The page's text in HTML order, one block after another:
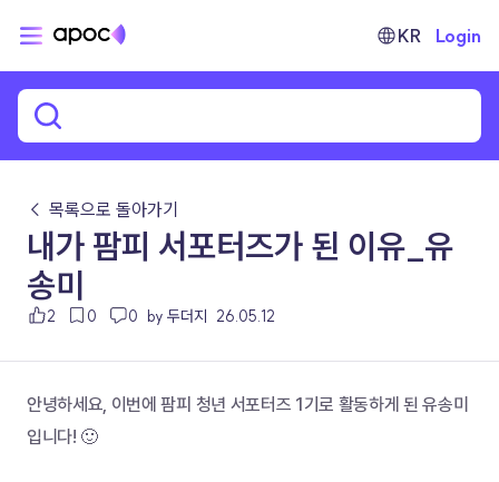
KR Login
← 목록으로 돌아가기
내가 팜피 서포터즈가 된 이유_유
송미
2 0 0 by 두더지 26.05.12
​안녕하세요, 이번에 팜피 청년 서포터즈 1기로 활동하게 된 유송미
입니다! 🙂